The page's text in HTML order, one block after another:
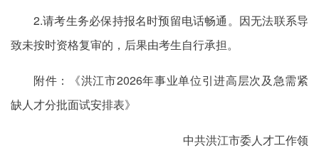
2.请考生务必保持报名时预留电话畅通。因无法联系导
致未按时资格复审的，后果由考生自行承担。
附件：《洪江市2026年事业单位引进高层次及急需紧
缺人才分批面试安排表》
中共洪江市委人才工作领